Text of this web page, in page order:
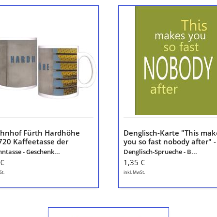
Fürth Hardhöhe
Kaffeetasse der
U1
- Geschenk...
nobody
5519
"Das
macht
Dir
so
schnell
nach"
Denglisch-Karte "This
you so fast nobody after"
5519 - "Das macht Dir so
schnell keiner nach"
Denglisch-Sprueche - B...
1,35 €
inkl. MwSt.